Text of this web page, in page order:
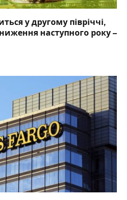
у другому півріччі,
наступного року –